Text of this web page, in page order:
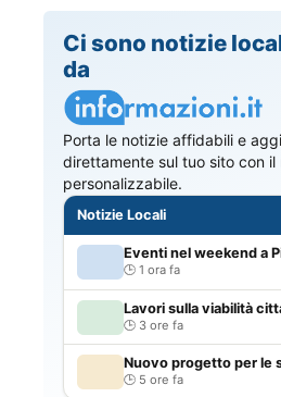
Ci sono notizie
da
Porta le notizie affidabili e
direttamente sul tuo sito con
personalizzabile.
Notizie Locali
Eventi nel weekend a
1 ora fa
Lavori sulla viabilità
3 ore fa
Nuovo progetto per le
5 ore fa